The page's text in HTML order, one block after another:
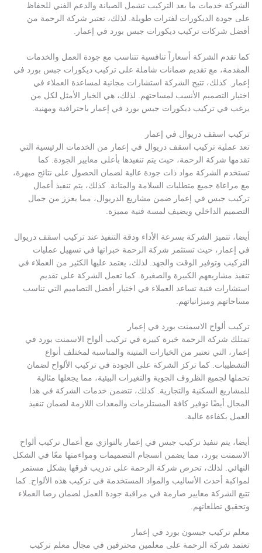
الشركة خدمات ما بعد التركيب تشمل الصيانة والدعم الفني للحفاظ
على جودة الديكورات لفترات طويلة. لذلك، تعتبر شركة الرحمة من
أفضل شركات تركيب ديكورات جبس بورد في إعمار.
كما تقدم الشركة أسعاراً تنافسية تتناسب مع جودة العمل والخدمات
المقدمة، مع تقديم ضمانات شاملة على تركيب ديكورات جبس بورد في
إعمار. كذلك، تتيح الشركة استشارات مجانية لمساعدة العملاء في
اختيار التصميم الأنسب لمساحتهم. لذلك، هي الخيار الأمثل لكل من
يرغب في تركيب ديكورات جبس بورد في إعمار باحترافية ومهنية.
تركيب اسقف دريوال في إعمار
تعد عملية تركيب اسقف دريوال في إعمار من الخدمات الرئيسية التي
تقدمها شركة الرحمة، حيث يتم تنفيذها بأعلى معايير الجودة. كما
تستخدم الشركة مواد ذات جودة عالية لضمان الحصول على نتائج مبهرة،
مع مراعاة جميع متطلبات السلامة والمتانة. كذلك، يتم تنفيذ أعمال
تركيب جبس في إعمار ضمن مشاريع الدريوال، مما يعزز من جمال
التصميم الداخلي ويضيف لمسة فنية مميزة.
أيضا، تتميز الشركة بسرعة الأداء ودقة التنفيذ عند تركيب اسقف دريوال
في إعمار، حيث تستثمر شركة الرحمة خبراتها في تسهيل عمليات
التركيب وتوفير الوقت والجهد. لذلك، يعتمد عليها الكثير من العملاء في
تنفيذ مشاريعهم الكبيرة والصغيرة. كما تعمل الشركة على تقديم
استشارات فنية تساعد العملاء في اختيار أفضل التصاميم التي تناسب
مساحاتهم وميزانياتهم.
تركيب ألواح الاسمنت بورد في إعمار
تمتلك شركة الرحمة خبرة كبيرة في تركيب ألواح الاسمنت بورد في
إعمار، التي تعتبر من الخيارات المتينة والمناسبة لمختلف أنواع
التشطيبات. كما تركز الشركة على الجودة في تركيب الألواح لضمان
تحملها لجميع الظروف الجوية والتغيرات البيئية، مما يجعلها مثالية
للمشاريع السكنية والتجارية. كذلك، تتضمن خدمات الشركة في هذا
المجال أيضًا توفير كافة المستلزمات والمعدات اللازمة لضمان تنفيذ
العمل بكفاءة عالية.
أيضا، يتم تنفيذ تركيب جبس في إعمار بالتوازي مع أعمال تركيب ألواح
الاسمنت بورد، مما يضمن انسجام التصميمات ومواءمتها معًا في الشكل
النهائي. لذلك، تحرص شركة الرحمة على تدريب فرقها بشكل مستمر
لمواكبة أحدث الأساليب والمواد المستخدمة في تركيب هذه الألواح. كما
تتبع الشركة معايير صارمة في مراقبة جودة العمل لضمان رضا العملاء
وتحقيق تطلعاتهم.
معلم تركيب جبسون بورد في إعمار
تعتمد شركة الرحمة على معلمين محترفين في مجال معلم تركيب